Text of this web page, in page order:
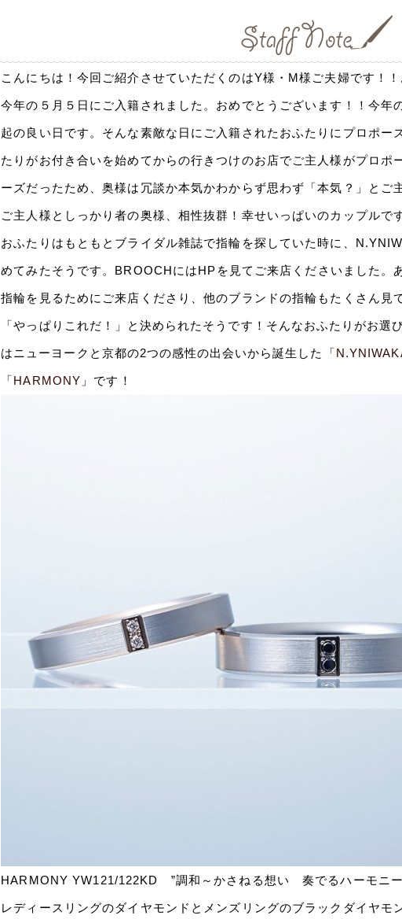
こんにちは！今回ご紹介させていただくのはY様・M様ご夫婦です！
今年の５月５日にご入籍されました。おめでとうございます！！今年
起の良い日です。そんな素敵な日にご入籍されたおふたりにプロポー
たりがお付き合いを始めてからの行きつけのお店でご主人様がプロポ
ーズだったため、奥様は冗談か本気かわからず思わず「本気？」とご
ご主人様としっかり者の奥様、相性抜群！幸せいっぱいのカップルで
おふたりはもともとブライダル雑誌で指輪を探していた時に、
めてみたそうです。BROOCHにはHPを見てご来店くださいました。
指輪を見るために ご来店くださり、他のブランドの指輪もたくさん見
「やっぱり これだ！」と決められたそうです！そんなおふたりがお選
はニューヨークと京都の2つの感性の出会いから誕生した「
「HARMONY 」です！
HARMONY YW121/122KD ”調和～かさねる想い 奏でるハーモニー
レディースリングのダイヤモンドとメンズリングのブラックダイヤモ